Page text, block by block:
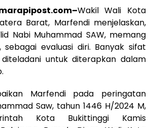
–Wakil Wali Kota
Barat, Marfendi menjelaskan,
Nabi Muhammad SAW, memang
sebagai evaluasi diri. Banyak sifat
untuk diterapkan dalam
Marfendi pada peringatan
Saw, tahun 1446 H/2024 M,
Kota Bukittinggi Kamis